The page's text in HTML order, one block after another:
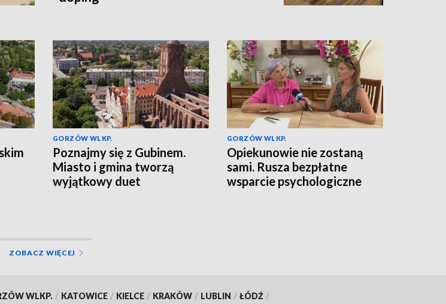
GORZÓW WLKP.
Poznajmy się z Gubinem.
Miasto i gmina tworzą
wyjątkowy duet
GORZÓW WLKP.
Opiekunowie nie zostaną
sami. Rusza bezpłatne
wsparcie psychologiczne
ZOBACZ WIĘCEJ
WLKP. / KATOWICE / KIELCE / KRAKÓW / LUBLIN / ŁÓDŹ /